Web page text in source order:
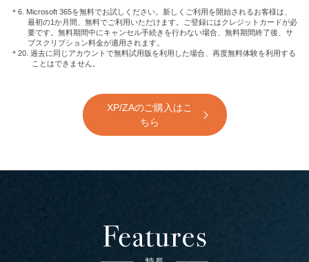
＊6. Microsoft 365を無料でお試しください。新しくご利用を開始されるお客様は、
最初の1か月間、無料でご利用いただけます。ご登録にはクレジットカードが必
要です。無料期間中にキャンセル手続きを行わない場合、無料期間終了後、サ
ブスクリプション料金が適用されます。
＊20. 過去に同じアカウントで無料試用版を利用した場合、再度無料体験を利用する
ことはできません。
XP/ZAのご購入はこ
ちら